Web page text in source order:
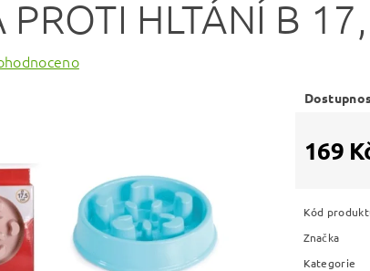
PROTI HLTÁNÍ B
169
Kód
Značka
Kategorie